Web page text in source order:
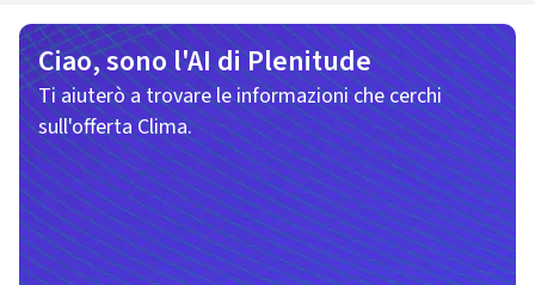
Ciao, sono l'AI di Plenitude
Ti aiuterò a trovare le informazioni che cerchi
sull'offerta Clima.